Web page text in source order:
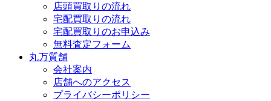
店頭買取りの流れ
宅配買取りの流れ
宅配買取りのお申込み
無料査定フォーム
丸万質舗
会社案内
店舗へのアクセス
プライバシーポリシー